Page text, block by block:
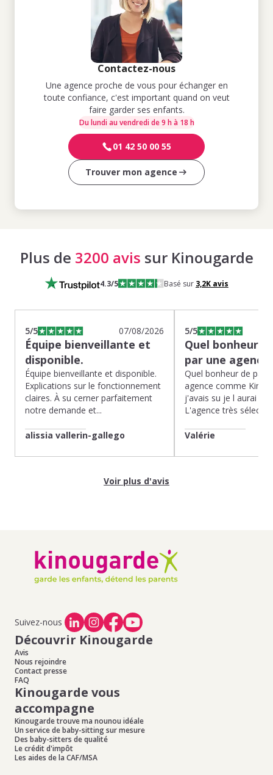
Contactez-nous
Une agence proche de vous pour échanger en
toute confiance, c'est important quand on veut
faire garder ses enfants.
Du lundi au vendredi de 9 h à 18 h
01 42 50 00 55
Trouver mon agence
Plus de 3200 avis sur Kinougarde
4.3/5 Basé sur 3,2Kavis
5/5 07/08/2026
Équipe bienveillante et
disponible.
Équipe bienveillante et disponible.
Explications sur le fonctionnement
claires. À su cerner parfaitement
notre demande et...
alissia vallerin-gallego
5/5
Quel bonheur
par une
Quel bonheur de
agence comme
j'avais su je l aurai
L'agence très
Valérie
Voir plus d'avis
Suivez-nous
Découvrir Kinougarde
Avis
Nous rejoindre
Contact presse
FAQ
Kinougarde vous
accompagne
Kinougarde trouve ma nounou idéale
Un service de baby-sitting sur mesure
Des baby-sitters de qualité
Le crédit d'impôt
Les aides de la CAF/MSA